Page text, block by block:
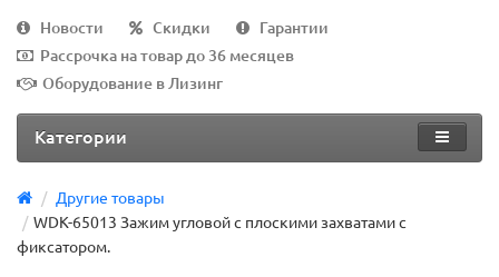
Новости Скидки
Гарантии
Рассрочка на товар до 36 месяцев
Оборудование в Лизинг
Категории
Другие товары
WDK-65013 Зажим угловой с плоскими захватами с
фиксатором.